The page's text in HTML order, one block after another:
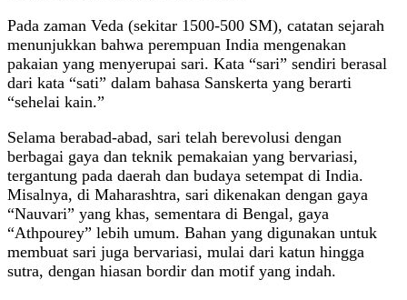
Pada zaman Veda (sekitar 1500-500 SM), catatan sejarah
menunjukkan bahwa perempuan India mengenakan
pakaian yang menyerupai sari. Kata “sari” sendiri berasal
dari kata “sati” dalam bahasa Sanskerta yang berarti
“sehelai kain.”
Selama berabad-abad, sari telah berevolusi dengan
berbagai gaya dan teknik pemakaian yang bervariasi,
tergantung pada daerah dan budaya setempat di India.
Misalnya, di Maharashtra, sari dikenakan dengan gaya
“Nauvari” yang khas, sementara di Bengal, gaya
“Athpourey” lebih umum. Bahan yang digunakan untuk
membuat sari juga bervariasi, mulai dari katun hingga
sutra, dengan hiasan bordir dan motif yang indah.